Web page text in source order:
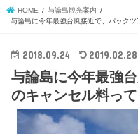
HOME
与論島観光案内
与論島に今年最強台風接近で、パック
2018.09.24 2019.02.28
与論島に今年最強
のキャンセル料っ